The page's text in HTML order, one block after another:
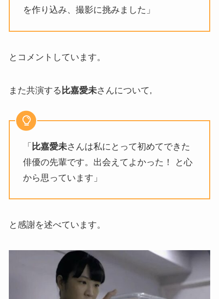
を作り込み、撮影に挑みました」
とコメントしています。
また共演する 比嘉愛未さんについて,
「 比嘉愛未さんは私にとって初めてできた
俳優の先輩です。出会えてよかった！ と心
から思っています」
と感謝を述べています。